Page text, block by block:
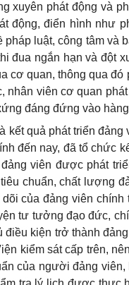
xuyên phát động và
động, điển hình như
luật, công tâm và
đua ngắn hạn và đột
cơ quan, thông qua
viên cơ quan
đáng đứng vào
quả phát triển
đến nay, đã tổ chức
viên được phát
chuẩn, chất lượng
của đảng viên
tư tưởng đạo đức,
kiện trở thành
kiểm sát cấp trên,
của người đảng